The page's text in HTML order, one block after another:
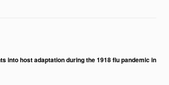
into host adaptation during the 1918 flu pandemic in